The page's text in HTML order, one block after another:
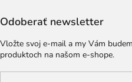
Odoberať newsletter
Vložte svoj e-mail a my Vám
produktoch na našom e-shope.